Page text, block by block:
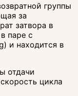
группы
за
затвора в
паре с
и находится в
отдачи
цикла